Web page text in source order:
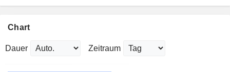
Chart
Dauer Zeitraum